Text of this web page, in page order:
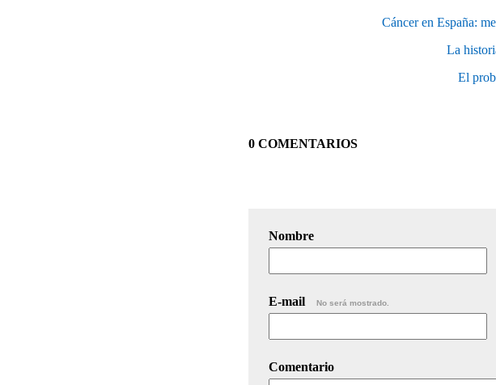
Cáncer en España:
La
El
0 COMENTARIOS
Nombre
E-mail No será mostrado.
Comentario